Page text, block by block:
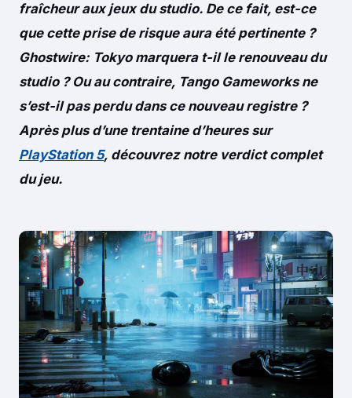
fraîcheur aux jeux du studio. De ce fait, est-ce
que cette prise de risque aura été pertinente ?
Ghostwire: Tokyo marquera t-il le renouveau du
studio ? Ou au contraire, Tango Gameworks ne
s’est-il pas perdu dans ce nouveau registre ?
Après plus d’une trentaine d’heures sur
PlayStation 5, découvrez notre verdict complet
du jeu.